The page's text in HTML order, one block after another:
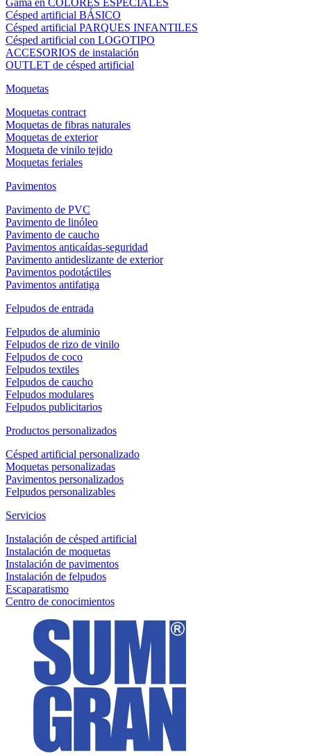
Gama en COLORES ESPECIALES
Césped artificial BÁSICO
Césped artificial PARQUES INFANTILES
Césped artificial con LOGOTIPO
ACCESORIOS de instalación
OUTLET de césped artificial
Moquetas
Moquetas contract
Moquetas de fibras naturales
Moquetas de exterior
Moqueta de vinilo tejido
Moquetas feriales
Pavimentos
Pavimento de PVC
Pavimento de linóleo
Pavimento de caucho
Pavimentos anticaídas-seguridad
Pavimento antideslizante de exterior
Pavimentos podotáctiles
Pavimentos antifatiga
Felpudos de entrada
Felpudos de aluminio
Felpudos de rizo de vinilo
Felpudos de coco
Felpudos textiles
Felpudos de caucho
Felpudos modulares
Felpudos publicitarios
Productos personalizados
Césped artificial personalizado
Moquetas personalizadas
Pavimentos personalizados
Felpudos personalizables
Servicios
Instalación de césped artificial
Instalación de moquetas
Instalación de pavimentos
Instalación de felpudos
Escaparatismo
Centro de conocimientos